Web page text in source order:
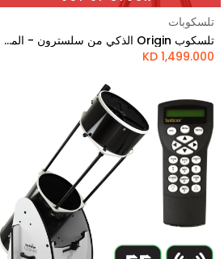
تلسكوبات
تلسكوب Origin الذكي من سلسترون - المرصد المنزلي المتكامل
1,499.000
KD